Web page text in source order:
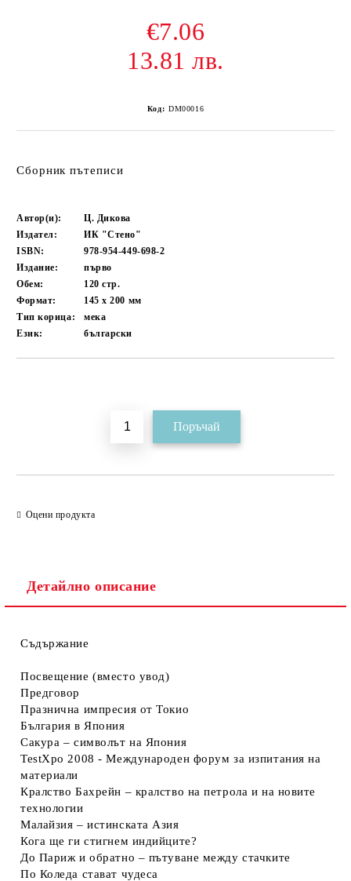
€7.06
13.81 лв.
Код: DM00016
Сборник пътеписи
Автор(и):
Ц. Дикова
Издател:
ИК "Стено"
ISBN:
978-954-449-698-2
Издание:
първо
Обем:
120стр.
Формат:
145 x 200 мм
Тип корица:
мека
Език:
български
Оцени продукта
Детайлно описание
Съдържание
Посвещение (вместо увод)
Предговор
Празнична импресия от Токио
България в Япония
Сакура – символът на Япония
TestXpo 2008 - Международен форум за изпитания на
материали
Кралство Бахрейн – кралство на петрола и на новите
технологии
Малайзия – истинската Азия
Кога ще ги стигнем индийците?
До Париж и обратно – пътуване между стачките
По Коледа стават чудеса